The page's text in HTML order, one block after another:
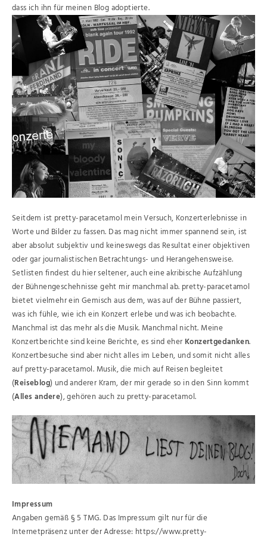
dass ich ihn für meinen Blog adoptierte.
Seitdem ist pretty-paracetamol mein Versuch, Konzerterlebnisse in
Worte und Bilder zu fassen. Das mag nicht immer spannend sein, ist
aber absolut subjektiv und keineswegs das Resultat einer objektiven
oder gar journalistischen Betrachtungs- und Herangehensweise.
Setlisten findest du hier seltener, auch eine akribische Aufzählung
der Bühnengeschehnisse geht mir manchmal ab. pretty-paracetamol
bietet vielmehr ein Gemisch aus dem, was auf der Bühne passiert,
was ich fühle, wie ich ein Konzert erlebe und was ich beobachte.
Manchmal ist das mehr als die Musik. Manchmal nicht. Meine
Konzertberichte sind keine Berichte, es sind eher Konzertgedanken.
Konzertbesuche sind aber nicht alles im Leben, und somit nicht alles
auf pretty-paracetamol. Musik, die mich auf Reisen begleitet
(Reiseblog) und anderer Kram, der mir gerade so in den Sinn kommt
(Alles andere), gehören auch zu pretty-paracetamol.
Impressum
Angaben gemäß § 5 TMG. Das Impressum gilt nur für die
Internetpräsenz unter der Adresse: https://www.pretty-